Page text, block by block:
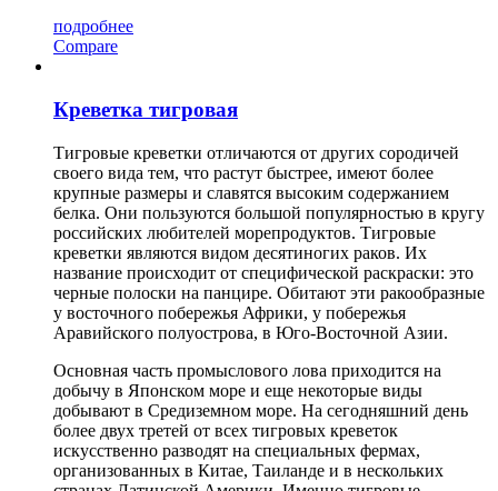
подробнее
Compare
Креветка тигровая
Тигровые креветки отличаются от других сородичей
своего вида тем, что растут быстрее, имеют более
крупные размеры и славятся высоким содержанием
белка. Они пользуются большой популярностью в кругу
российских любителей морепродуктов. Тигровые
креветки являются видом десятиногих раков. Их
название происходит от специфической раскраски: это
черные полоски на панцире. Обитают эти ракообразные
у восточного побережья Африки, у побережья
Аравийского полуострова, в Юго-Восточной Азии.
Основная часть промыслового лова приходится на
добычу в Японском море и еще некоторые виды
добывают в Средиземном море. На сегодняшний день
более двух третей от всех тигровых креветок
искусственно разводят на специальных фермах,
организованных в Китае, Таиланде и в нескольких